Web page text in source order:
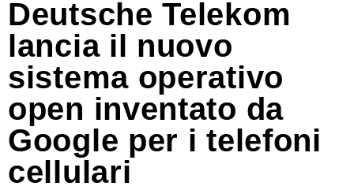
Deutsche Telekom
lancia il nuovo
sistema operativo
open inventato da
Google per i telefoni
cellulari